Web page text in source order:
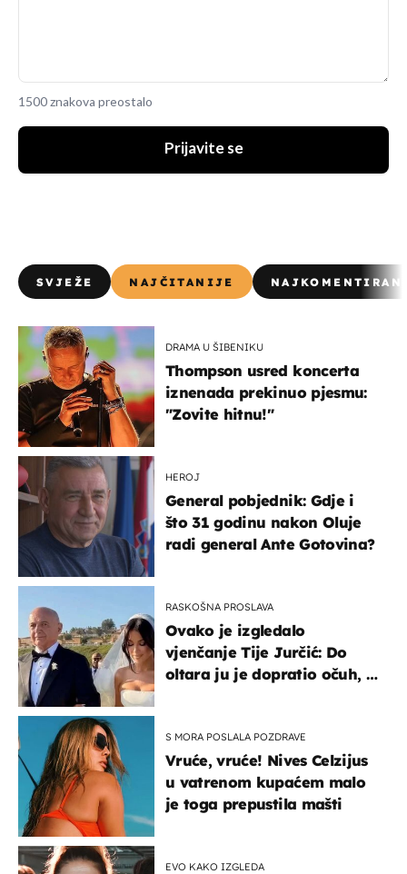
1500 znakova preostalo
Prijavite se
SVJEŽE NAJČITANIJE
DRAMA U ŠIBENIKU
Thompson usred koncerta
iznenada prekinuo pjesmu:
"Zovite hitnu!"
HEROJ
General pobjednik: Gdje i
što 31 godinu nakon Oluje
radi general Ante Gotovina?
RASKOŠNA PROSLAVA
Ovako je izgledalo
vjenčanje Tije Jurčić: Do
oltara ju je dopratio očuh, a
S MORA POSLALA POZDRAVE
Vruće, vruće! Nives Celzijus
u vatrenom kupaćem malo
je toga prepustila mašti
EVO KAKO IZGLEDA